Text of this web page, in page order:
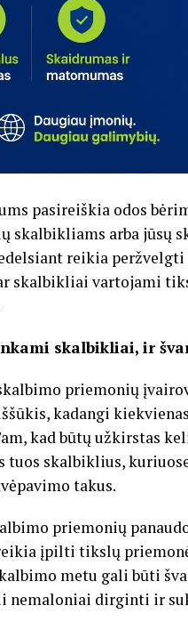
pasireiškia odos
skalbikliams arba jūsų
reikia
skalbikliai vartojami
skalbikliai, ir
priemonių
kadangi
kad būtų užkirstas
skalbiklius,
takus.
priemonių
įpilti tikslų
metu gali būti
nemaloniai dirginti ir